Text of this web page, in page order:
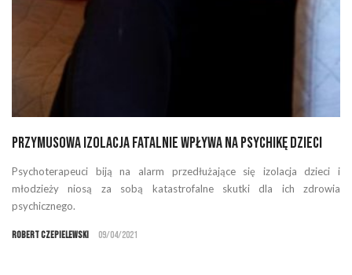
Przymusowa izolacja fatalnie wpływa na psychikę dzieci
Psychoterapeuci biją na alarm przedłużające się izolacja dzieci i
młodzieży niosą za sobą katastrofalne skutki dla ich zdrowia
psychicznego.
Robert Czepielewski 09/04/2021